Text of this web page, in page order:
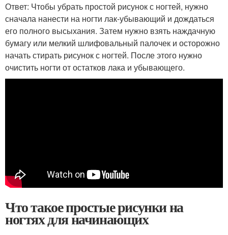
Ответ: Чтобы убрать простой рисунок с ногтей, нужно
сначала нанести на ногти лак-убывающий и дождаться
его полного высыхания. Затем нужно взять наждачную
бумагу или мелкий шлифовальный палочек и осторожно
начать стирать рисунок с ногтей. После этого нужно
очистить ногти от остатков лака и убывающего.
Что такое простые рисунки на
ногтях для начинающих